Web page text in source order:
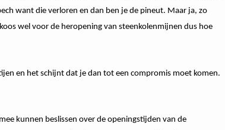
want die verloren en dan ben je de pineut. Maar ja, zo
wel voor de heropening van steenkolenmijnen dus hoe
en het schijnt dat je dan tot een compromis moet komen.
kunnen beslissen over de openingstijden van de